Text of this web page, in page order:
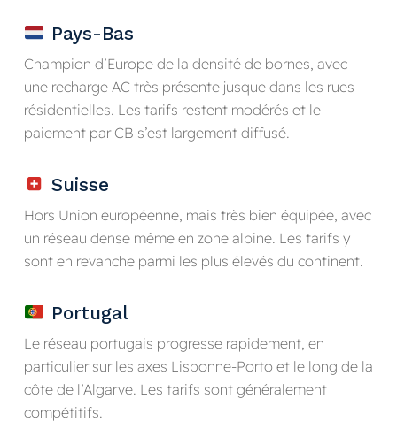
Pays-Bas
Champion d’Europe de la densité de bornes, avec
une recharge AC très présente jusque dans les rues
résidentielles. Les tarifs restent modérés et le
paiement par CB s’est largement diffusé.
Suisse
Hors Union européenne, mais très bien équipée, avec
un réseau dense même en zone alpine. Les tarifs y
sont en revanche parmi les plus élevés du continent.
Portugal
Le réseau portugais progresse rapidement, en
particulier sur les axes Lisbonne-Porto et le long de la
côte de l’Algarve. Les tarifs sont généralement
compétitifs.